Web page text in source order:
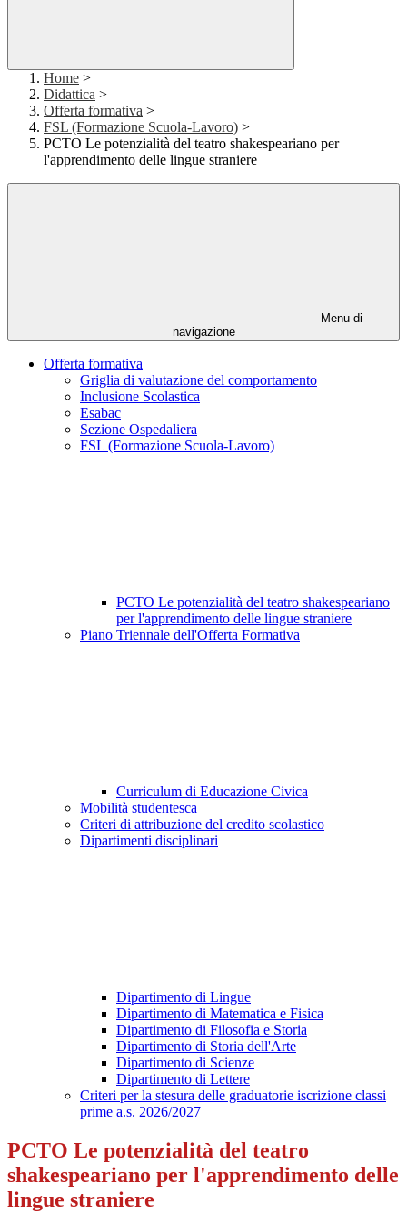
Home >
Didattica >
Offerta formativa >
FSL (Formazione Scuola-Lavoro) >
PCTO Le potenzialità del teatro shakespeariano per
l'apprendimento delle lingue straniere
Menu di
navigazione
Offerta formativa
Griglia di valutazione del comportamento
Inclusione Scolastica
Esabac
Sezione Ospedaliera
FSL (Formazione Scuola-Lavoro)
PCTO Le potenzialità del teatro shakespeariano
per l'apprendimento delle lingue straniere
Piano Triennale dell'Offerta Formativa
Curriculum di Educazione Civica
Mobilità studentesca
Criteri di attribuzione del credito scolastico
Dipartimenti disciplinari
Dipartimento di Lingue
Dipartimento di Matematica e Fisica
Dipartimento di Filosofia e Storia
Dipartimento di Storia dell'Arte
Dipartimento di Scienze
Dipartimento di Lettere
Criteri per la stesura delle graduatorie iscrizione classi
prime a.s. 2026/2027
PCTO Le potenzialità del teatro
shakespeariano per l'apprendimento delle
lingue straniere